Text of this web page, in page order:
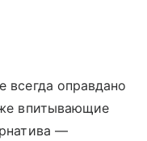
всегда оправдано
впитывающие
—